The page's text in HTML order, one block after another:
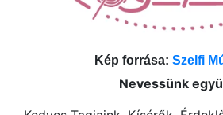
Kép forrása: Szelfi
Nevessünk